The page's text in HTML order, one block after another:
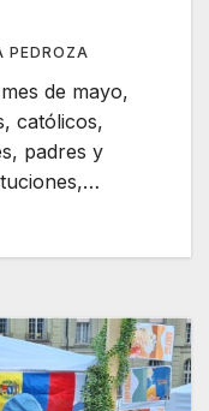
PEDROZA
de mayo,
católicos,
padres y